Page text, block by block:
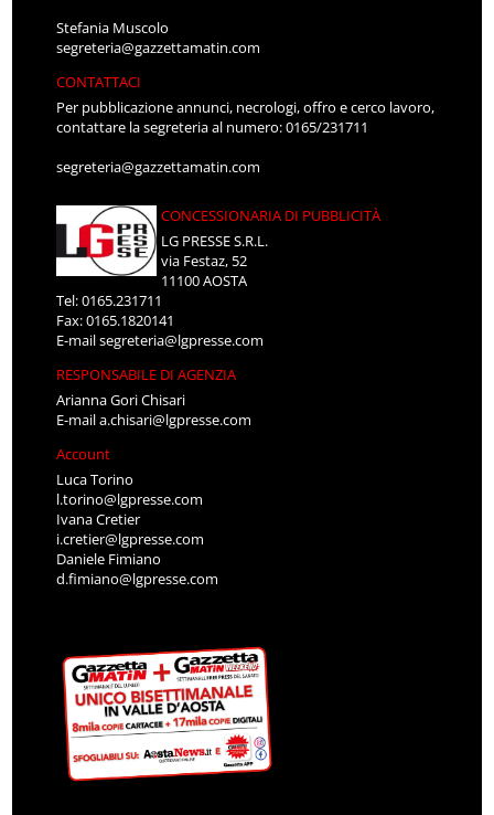
Stefania Muscolo
segreteria@gazzettamatin.com
CONTATTACI
Per pubblicazione annunci, necrologi, offro e cerco lavoro,
contattare la segreteria al numero: 0165/231711
segreteria@gazzettamatin.com
CONCESSIONARIA DI PUBBLICITÀ
LG PRESSE S.R.L.
via Festaz, 52
11100 AOSTA
Tel: 0165.231711
Fax: 0165.1820141
E-mailsegreteria@lgpresse.com
RESPONSABILE DI AGENZIA
Arianna Gori Chisari
E-maila.chisari@lgpresse.com
Account
Luca Torino
l.torino@lgpresse.com
Ivana Cretier
i.cretier@lgpresse.com
Daniele Fimiano
d.fimiano@lgpresse.com